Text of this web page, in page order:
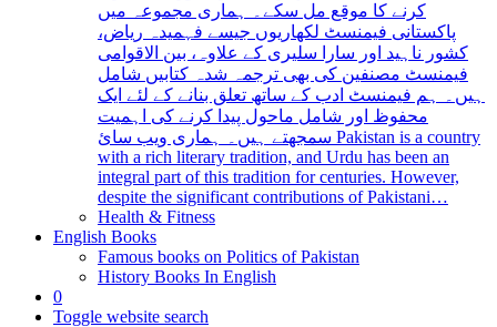
کرنے کا موقع مل سکے۔ ہماری مجموعہ میں
پاکستانی فیمنسٹ لکھاریوں جیسے فہمیدہ ریاض،
کشور ناہید اور سارا سلیری کے علاوہ، بین الاقوامی
فیمنسٹ مصنفین کی بھی ترجمہ شدہ کتابیں شامل
ہیں۔ ہم فیمنسٹ ادب کے ساتھ تعلق بنانے کے لئے ایک
محفوظ اور شامل ماحول پیدا کرنے کی اہمیت
سمجھتے ہیں۔ ہماری ویب سائ Pakistan is a country
with a rich literary tradition, and Urdu has been an
integral part of this tradition for centuries. However,
despite the significant contributions of Pakistani…
Health & Fitness
English Books
Famous books on Politics of Pakistan
History Books In English
0
Toggle website search